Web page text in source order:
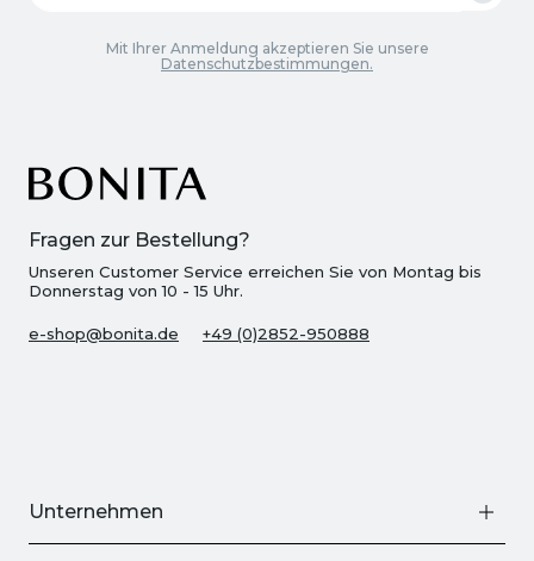
Fragen zur Bestellung?
Unseren Customer Service erreichen Sie von Montag bis
Donnerstag von 10 - 15 Uhr.
e-shop@bonita.de +49 (0)2852-950888
Mit Ihrer Anmeldung akzeptieren Sie unsere
Datenschutzbestimmungen.
Unternehmen